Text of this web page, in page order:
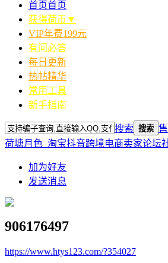
首页首页
获得荷币▼
VIP年费199元
有问必答
每日更新
热帖精华
常用工具
新手指南
搜索 搜索
荷塘月色_淘宝抖音跨境电商卖家论坛
加为好友
发送消息
906176497
https://www.htys123.com/?354027